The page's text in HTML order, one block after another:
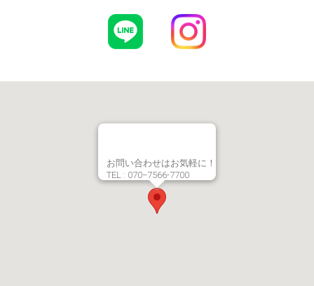
お問い合わせはお気軽に！
TEL : 070−7566-7700